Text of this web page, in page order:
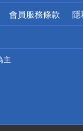
會員服務條款 隱
主